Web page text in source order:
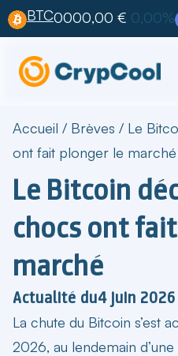
BTC0000,00 € 0,00%
Accueil / Brèves / Le
ont fait plonger le marché
Le Bitcoin
chocs ont
marché
Actualité du4 juin 2026
La chute du Bitcoin s’est
2026, au lendemain